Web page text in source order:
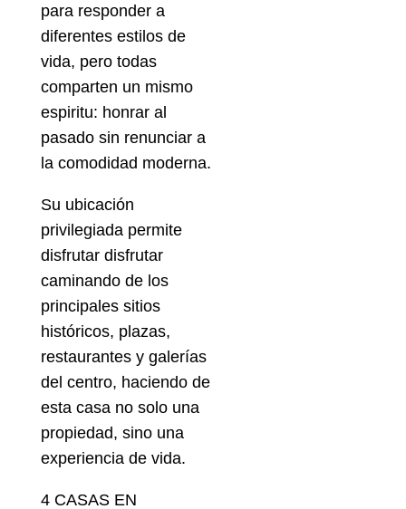
para responder a
diferentes estilos de
vida, pero todas
comparten un mismo
espiritu: honrar al
pasado sin renunciar a
la comodidad moderna.
Su ubicación
privilegiada permite
disfrutar disfrutar
caminando de los
principales sitios
históricos, plazas,
restaurantes y galerías
del centro, haciendo de
esta casa no solo una
propiedad, sino una
experiencia de vida.
4 CASAS EN